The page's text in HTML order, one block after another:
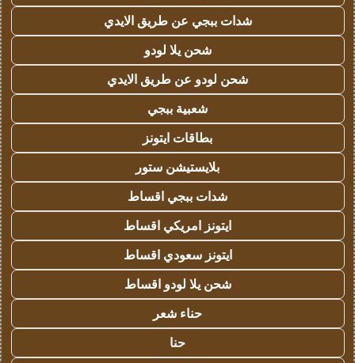
شدات ببجي عن طريق الايدي
شحن يلا لودو
شحن لودو عن طريق الايدي
شعبية ببجي
بطاقات ايتونز
بلايستيشن ستور
شدات ببجي اقساط
ايتونز امريكي اقساط
ايتونز سعودي اقساط
شحن يلا لودو اقساط
حناء شعر
حنا